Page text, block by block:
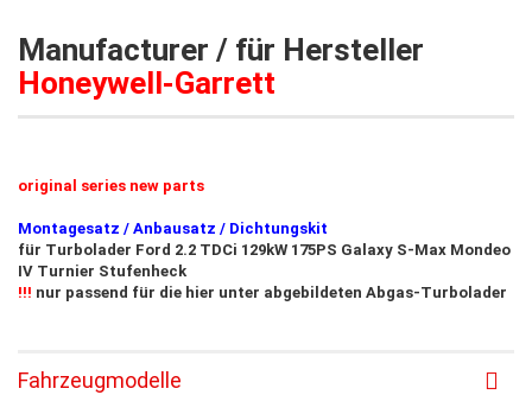
Manufacturer / für Hersteller
Honeywell-Garrett
original series new parts
Montagesatz / Anbausatz / Dichtungskit
für Turbolader Ford 2.2 TDCi 129kW 175PS Galaxy S-Max Mondeo
IV Turnier Stufenheck
!!! nur passend für die hier unter abgebildeten Abgas-Turbolader
Fahrzeugmodelle